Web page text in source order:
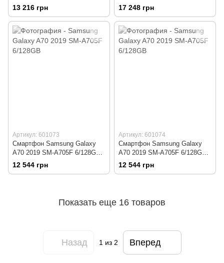
Blue
13 216 грн
Coral
17 248 грн
Артикул: 601073
Смартфон Samsung Galaxy
A70 2019 SM-A705F 6/128GB
Black
12 544 грн
Артикул: 601074
Смартфон Samsung Galaxy
A70 2019 SM-A705F 6/128GB
Blue
12 544 грн
Показать еще 16 товаров
Назад 1из 2 Вперед